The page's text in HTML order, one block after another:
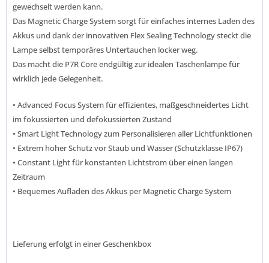
gewechselt werden kann.
Das Magnetic Charge System sorgt für einfaches internes Laden des
Akkus und dank der innovativen Flex Sealing Technology steckt die
Lampe selbst temporäres Untertauchen locker weg.
Das macht die P7R Core endgültig zur idealen Taschenlampe für
wirklich jede Gelegenheit.
• Advanced Focus System für effizientes, maßgeschneidertes Licht
im fokussierten und defokussierten Zustand
• Smart Light Technology zum Personalisieren aller Lichtfunktionen
• Extrem hoher Schutz vor Staub und Wasser (Schutzklasse IP67)
• Constant Light für konstanten Lichtstrom über einen langen
Zeitraum
• Bequemes Aufladen des Akkus per Magnetic Charge System
Lieferung erfolgt in einer Geschenkbox